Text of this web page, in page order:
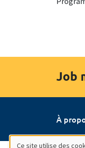
Job
À
Ce site utilise des